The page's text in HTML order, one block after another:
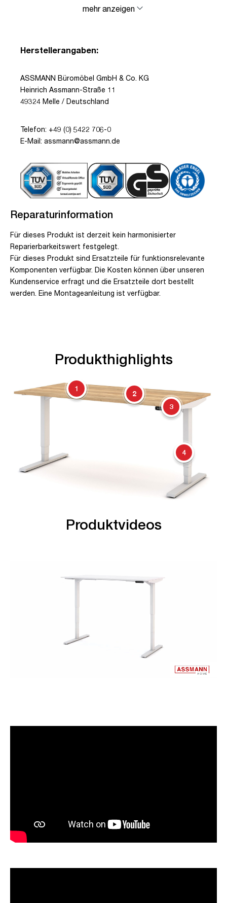
mehr anzeigen
Herstellerangaben:
ASSMANN Büromöbel GmbH & Co. KG
Heinrich Assmann-Straße 11
49324 Melle / Deutschland
Telefon: +49 (0) 5422 706-0
E-Mail: assmann@assmann.de
Reparaturinformation
Für dieses Produkt ist derzeit kein harmonisierter
Reparierbarkeitswert festgelegt.
Für dieses Produkt sind Ersatzteile für funktionsrelevante
Komponenten verfügbar. Die Kosten können über unseren
Kundenservice erfragt und die Ersatzteile dort bestellt
werden. Eine Montageanleitung ist verfügbar.
Produkthighlights
1
2
3
4
Produktvideos